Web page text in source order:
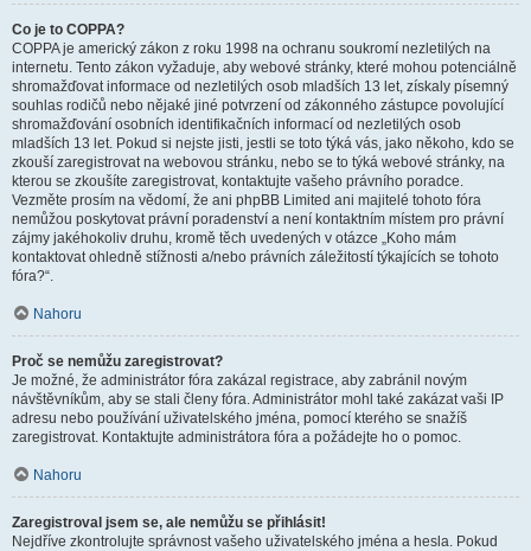
Co je to COPPA?
COPPA je americký zákon z roku 1998 na ochranu soukromí nezletilých na
internetu. Tento zákon vyžaduje, aby webové stránky, které mohou potenciálně
shromažďovat informace od nezletilých osob mladších 13 let, získaly písemný
souhlas rodičů nebo nějaké jiné potvrzení od zákonného zástupce povolující
shromažďování osobních identifikačních informací od nezletilých osob
mladších 13 let. Pokud si nejste jisti, jestli se toto týká vás, jako někoho, kdo se
zkouší zaregistrovat na webovou stránku, nebo se to týká webové stránky, na
kterou se zkoušíte zaregistrovat, kontaktujte vašeho právního poradce.
Vezměte prosím na vědomí, že ani phpBB Limited ani majitelé tohoto fóra
nemůžou poskytovat právní poradenství a není kontaktním místem pro právní
zájmy jakéhokoliv druhu, kromě těch uvedených v otázce „Koho mám
kontaktovat ohledně stížnosti a/nebo právních záležitostí týkajících se tohoto
fóra?“.
Nahoru
Proč se nemůžu zaregistrovat?
Je možné, že administrátor fóra zakázal registrace, aby zabránil novým
návštěvníkům, aby se stali členy fóra. Administrátor mohl také zakázat vaši IP
adresu nebo používání uživatelského jména, pomocí kterého se snažíš
zaregistrovat. Kontaktujte administrátora fóra a požádejte ho o pomoc.
Nahoru
Zaregistroval jsem se, ale nemůžu se přihlásit!
Nejdříve zkontrolujte správnost vašeho uživatelského jména a hesla. Pokud